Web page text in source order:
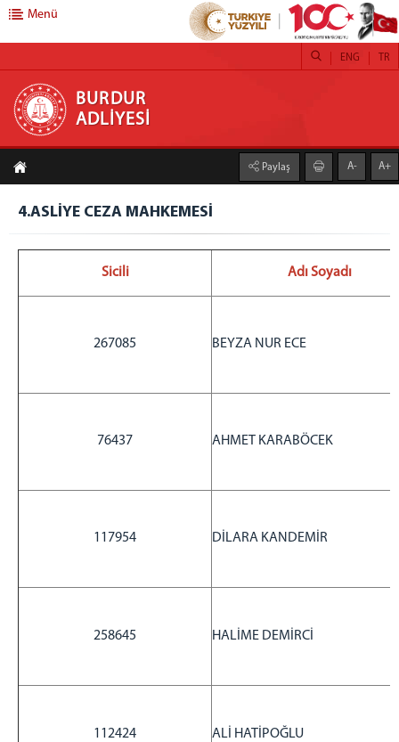
BURDUR ADLİYESİ
ANASAYFA
ADLİYEMİZ
Merkez ve Mülhakat Birim Müdürleri
Adliye Tanıtım
2024 yılı Raporu
BAŞSAVCILIK
Cumhuriyet Savcıları
İdari İşler Müdürlüğü
Menü
BURDUR
ADLİYESİ
TR
ENG
Paylaş A- A+
4.ASLİYE CEZA MAHKEMESİ
Sicili Adı Soyadı
267085 BEYZA NUR ECE
76437 AHMET KARABÖCEK
117954 DİLARA KANDEMİR
258645 HALİME DEMİRCİ
112424 ALİ HATİPOĞLU